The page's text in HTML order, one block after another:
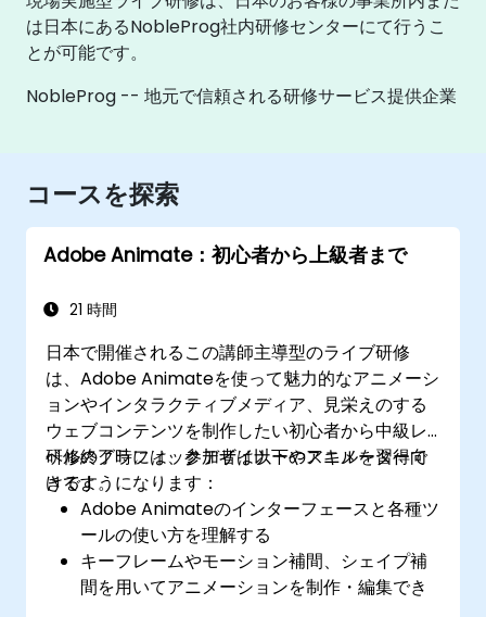
は日本にあるNobleProg社内研修センターにて行うこ
とが可能です。
NobleProg -- 地元で信頼される研修サービス提供企業
コースを探索
Adobe Animate：初心者から上級者まで
21 時間
日本で開催されるこの講師主導型のライブ研修
は、Adobe Animateを使って魅力的なアニメーシ
ョンやインタラクティブメディア、見栄えのする
ウェブコンテンツを制作したい初心者から中級レ
ベルのグラフィックデザイナーやアニメーター向
けです。
研修終了時には、参加者は以下のスキルを習得で
きるようになります：
Adobe Animateのインターフェースと各種ツ
ールの使い方を理解する
キーフレームやモーション補間、シェイプ補
間を用いてアニメーションを制作・編集でき